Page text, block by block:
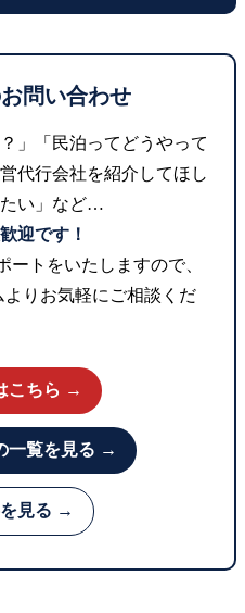
問い合わせ
」「民泊ってどうやって
代行会社を紹介してほし
い」など…
迎です！
ートをいたしますので、
りお気軽にご相談くだ
こちら →
一覧を見る →
見る →